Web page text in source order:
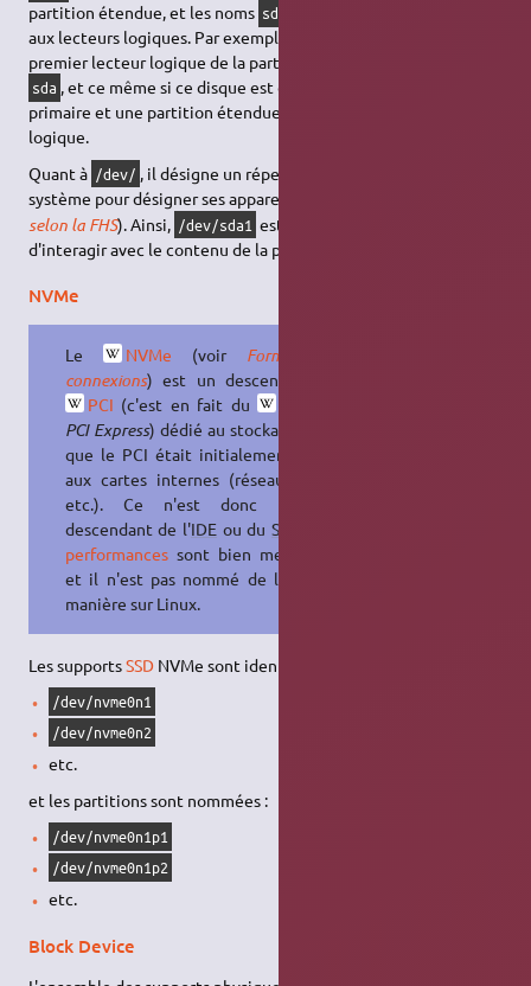
partition étendue, et les noms sd
aux lecteurs logiques. Par exemple,
premier lecteur logique de la partition étendue du disque dur
sda , et ce même si ce disque est divisé en une partition
primaire et une partition étendue qui contient un lecteur
logique.
Quant à /dev/ , il désigne un répertoire qui est utilisé par le
système pour désigner ses appareils (
selon la FHS). Ainsi, /dev/sda1 est un fichier qui permet
d'interagir avec le contenu de la partition
NVMe
Le NVMe (voir Formats et
connexions) est un descendant du
PCI (c'est en fait du
PCI Express) dédié au stockage, alors
que le PCI était initialement dédié
aux cartes internes (réseau, audio,
etc.). Ce n'est donc pas un
descendant de l'IDE ou du SATA
performancessont bien meilleures,
et il n'est pas nommé de la même
manière sur Linux.
Les supportsSSD NVMe sont identifiés par :
/dev/nvme0n1
/dev/nvme0n2
etc.
et les partitions sont nommées :
/dev/nvme0n1p1
/dev/nvme0n1p2
etc.
Block Device